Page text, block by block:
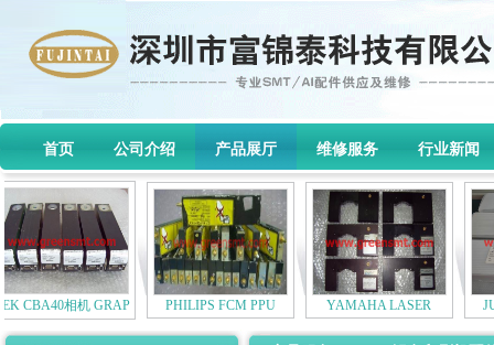
首页 公司介绍 产品展厅 维修服务 行业新闻
DEK CBA40相机 GRAP PHILIPS FCM PPU YAMAHA LASER